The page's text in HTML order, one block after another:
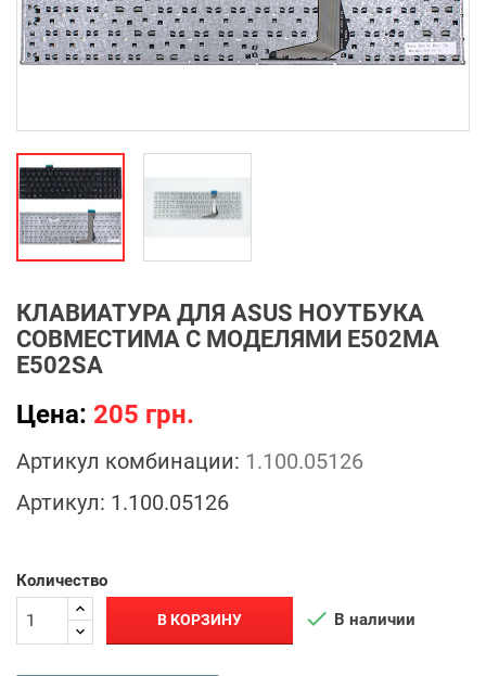
КЛАВИАТУРА ДЛЯ ASUS НОУТБУКА
СОВМЕСТИМА С МОДЕЛЯМИ E502MA
E502SA
Цена: 205 грн.
Артикул комбинации: 1.100.05126
Артикул: 1.100.05126
Количество
В КОРЗИНУ  В наличии